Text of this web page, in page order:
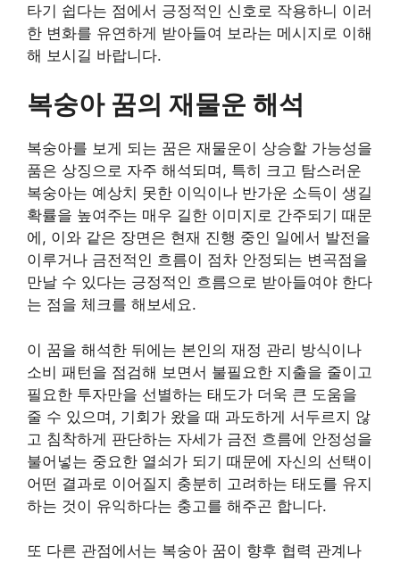
타기 쉽다는 점에서 긍정적인 신호로 작용하니 이러
한 변화를 유연하게 받아들여 보라는 메시지로 이해
해 보시길 바랍니다.
복숭아 꿈의 재물운 해석
복숭아를 보게 되는 꿈은 재물운이 상승할 가능성을
품은 상징으로 자주 해석되며, 특히 크고 탐스러운
복숭아는 예상치 못한 이익이나 반가운 소득이 생길
확률을 높여주는 매우 길한 이미지로 간주되기 때문
에, 이와 같은 장면은 현재 진행 중인 일에서 발전을
이루거나 금전적인 흐름이 점차 안정되는 변곡점을
만날 수 있다는 긍정적인 흐름으로 받아들여야 한다
는 점을 체크를 해보세요.
이 꿈을 해석한 뒤에는 본인의 재정 관리 방식이나
소비 패턴을 점검해 보면서 불필요한 지출을 줄이고
필요한 투자만을 선별하는 태도가 더욱 큰 도움을
줄 수 있으며, 기회가 왔을 때 과도하게 서두르지 않
고 침착하게 판단하는 자세가 금전 흐름에 안정성을
불어넣는 중요한 열쇠가 되기 때문에 자신의 선택이
어떤 결과로 이어질지 충분히 고려하는 태도를 유지
하는 것이 유익하다는 충고를 해주곤 합니다.
또 다른 관점에서는 복숭아 꿈이 향후 협력 관계나